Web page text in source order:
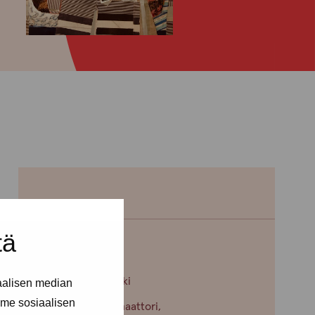
median
sosiaalisen
Toimipiste: Helsinki
Kehittämiskoordinaattori,